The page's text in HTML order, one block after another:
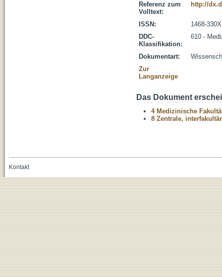
Referenz zum
Volltext:
http://
ISSN:
1468-330X
DDC-
Klassifikation:
610 -
Dokumentart:
Zur
Langanzeige
Das Dokument
4 Medizinische
8 Zentrale,
Kontakt